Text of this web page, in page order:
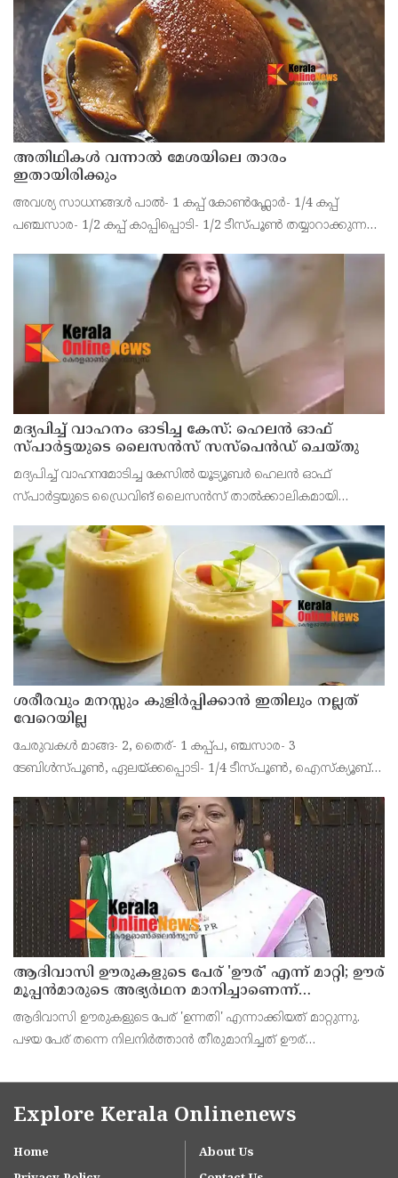
അതിഥികൾ വന്നാൽ മേശയിലെ താരം
ഇതായിരിക്കും
അവശ്യ സാധനങ്ങൾ പാൽ- 1 കപ്പ് കോൺഫ്ലോർ- 1/4 കപ്പ്
പഞ്ചസാര- 1/2 കപ്പ് കാപ്പിപ്പൊടി- 1/2 ടീസ്പൂൺ തയ്യാറാക്കുന്ന
യോജിപ്പിക്കാം. ഒരു പാനിൽ വെള്ളമെടുത്ത് പഞ
മദ്യപിച്ച് വാഹനം ഓടിച്ച കേസ്: ഹെലൻ ഓഫ്
സ്പാർട്ടയുടെ ലൈസൻസ് സസ്പെൻഡ് ചെയ്തു
മദ്യപിച്ച് വാഹനമോടിച്ച കേസിൽ യൂട്യൂബർ ഹെലൻ ഓഫ്
സ്പാർട്ടയുടെ ഡ്രൈവിങ് ലൈസൻസ് താൽക്കാലികമായി
ചെയ്തത്. കഴിഞ്ഞ മാസമാണ് മദ്യപിച്ച് വാഹനമോടിച്ചതിനു
ധന്യയ്ക്ക
ശരീരവും മനസ്സും കുളിർപ്പിക്കാൻ ഇതിലും നല്ലത്
വേറെയില്ല
ചേരുവകൾ മാങ്ങ- 2, തൈര്- 1 കപ്പ്പ, ഞ്ചസാര- 3
ടേബിൾസ്പൂൺ, ഏലയ്ക്കപ്പൊടി- 1/4 ടീസ്പൂൺ, ഐസ്ക്യൂബ്-
ചെറിയ കഷ്ണങ്ങളാക്കിയെടുക്കാം. മാമ്പഴ കഷ്ണങ്ങളിലേയ്ക്
ആദിവാസി ഊരുകളുടെ പേര് 'ഊര്' എന്ന് മാറ്റി; ഊര്
മൂപ്പന്‍മാരുടെ അഭ്യര്‍ഥന മാനിച്ചാണെന്ന്
പട്ടികജാതി-പട്ടികവര്‍ഗ വികസന മന്ത്രി കെ എ
തുളസി
ആദിവാസി ഊരുകളുടെ പേര് 'ഉന്നതി' എന്നാക്കിയത് മാറ്റുന്നു.
പഴയ പേര് തന്നെ നിലനിര്‍ത്താന്‍ തീരുമാനിച്ചത് ഊര്
വികസന മന്ത്രി കെ എ തുളസി വാര്‍ത
Explore Kerala Onlinenews
Home
About Us